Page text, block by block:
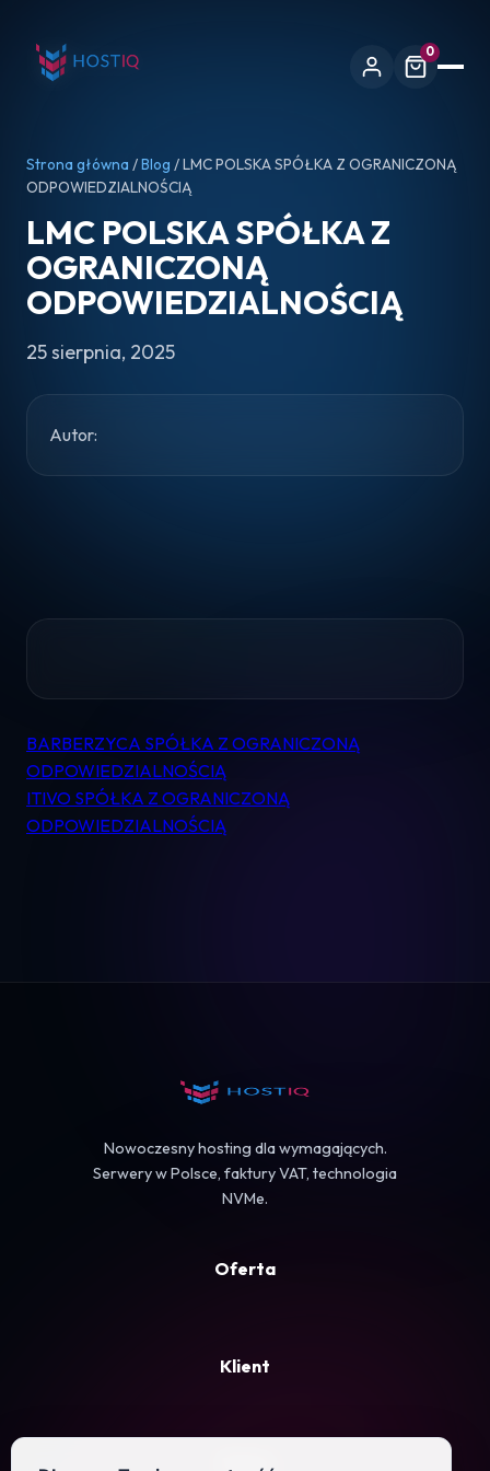
0
Pomoc
Kontakt
Strona główna /Blog / LMC POLSKA SPÓŁKA Z OGRANICZONĄ
ODPOWIEDZIALNOŚCIĄ
LMC POLSKA SPÓŁKA Z
OGRANICZONĄ
ODPOWIEDZIALNOŚCIĄ
25 sierpnia, 2025
Autor:
Nawigacja
wpisu
BARBERZYCA SPÓŁKA Z OGRANICZONĄ
ODPOWIEDZIALNOŚCIĄ
ITIVO SPÓŁKA Z OGRANICZONĄ
ODPOWIEDZIALNOŚCIĄ
Nowoczesny hosting dla wymagających.
Serwery w Polsce, faktury VAT, technologia
NVMe.
Oferta
Klient
Firma